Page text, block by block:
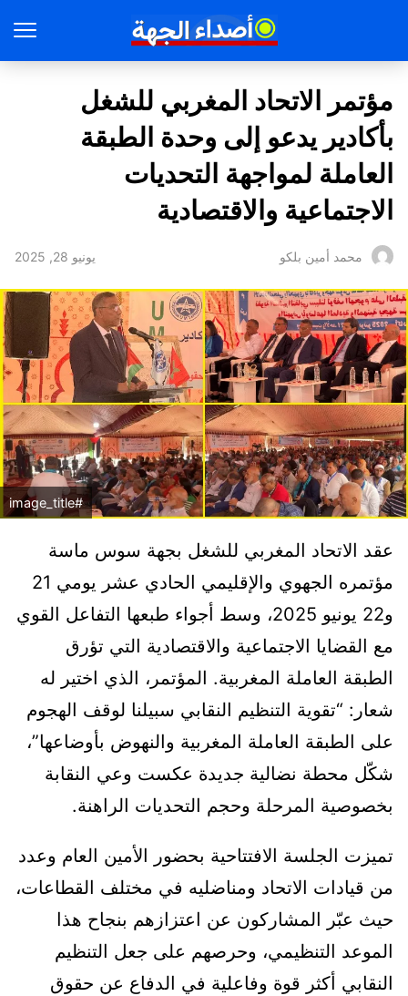
مؤتمر الاتحاد المغربي للشغل
بأكادير يدعو إلى وحدة الطبقة
العاملة لمواجهة التحديات
الاجتماعية والاقتصادية
محمد أمين بلكو يونيو 28, 2025
#image_title
عقد الاتحاد المغربي للشغل بجهة سوس ماسة
مؤتمره الجهوي والإقليمي الحادي عشر يومي 21
و22 يونيو 2025، وسط أجواء طبعها التفاعل القوي
مع القضايا الاجتماعية والاقتصادية التي تؤرق
الطبقة العاملة المغربية. المؤتمر، الذي اختير له
شعار: “تقوية التنظيم النقابي سبيلنا لوقف الهجوم
على الطبقة العاملة المغربية والنهوض بأوضاعها”،
شكّل محطة نضالية جديدة عكست وعي النقابة
بخصوصية المرحلة وحجم التحديات الراهنة.
تميزت الجلسة الافتتاحية بحضور الأمين العام وعدد
من قيادات الاتحاد ومناضليه في مختلف القطاعات،
حيث عبّر المشاركون عن اعتزازهم بنجاح هذا
الموعد التنظيمي، وحرصهم على جعل التنظيم
النقابي أكثر قوة وفاعلية في الدفاع عن حقوق